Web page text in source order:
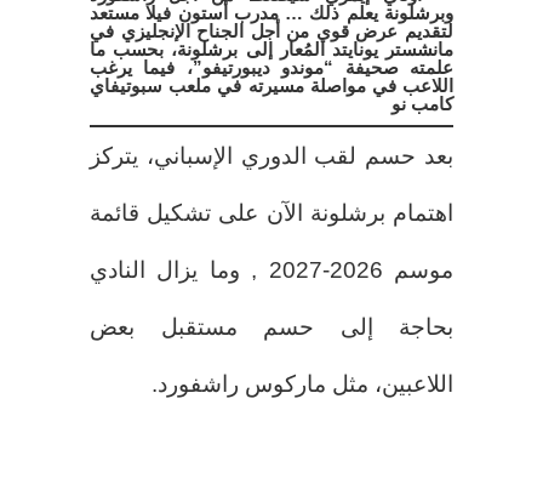
وبرشلونة يعلم ذلك … مدرب أستون فيلا مستعد
لتقديم عرض قوي من أجل الجناح الإنجليزي في
مانشستر يونايتد المُعار إلى برشلونة، بحسب ما
علمته صحيفة “موندو ديبورتيفو”، فيما يرغب
اللاعب في مواصلة مسيرته في ملعب سبوتيفاي
كامب نو
بعد حسم لقب الدوري الإسباني، يتركز
اهتمام برشلونة الآن على تشكيل قائمة
موسم 2026-2027 , وما يزال النادي
بحاجة إلى حسم مستقبل بعض
اللاعبين، مثل ماركوس راشفورد.